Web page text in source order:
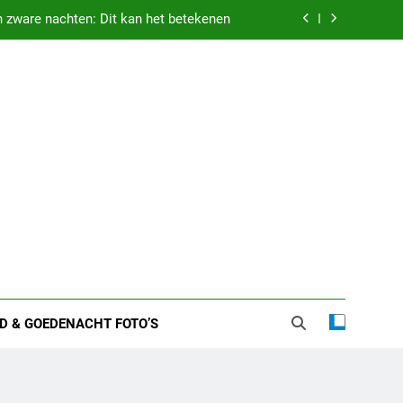
zware nachten: Dit kan het betekenen
over zijn huwelijk en privéleven
over zijn huwelijk en privéleven
& GOEDENACHT FOTO’S